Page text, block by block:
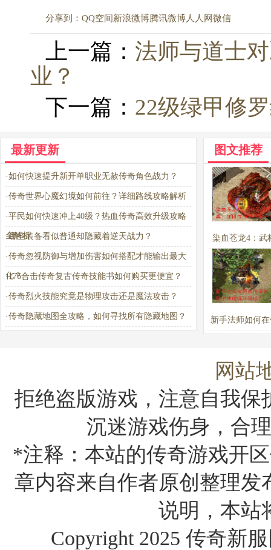
分享到： QQ空间新浪微博腾讯微博人人网微信
上一篇： 法师与道士
业？
下一篇： 22级绿甲修
最新更新
·如何快速提升新开单职业无赦传奇角色战力？
·传奇世界心魔幻境如何前往？详细路线攻略解析
·平民如何快速冲上40级？热血传奇高效升级攻略
全解析
·哪些装备看似普通却隐藏着逆天战力？
·传奇忽视防御与增加伤害如何搭配才能输出最大
化？
·176合击传奇复古传奇技能书如何购买更便宜？
·传奇烈火技能究竟是物理攻击还是魔法攻击？
·传奇隐藏地图全攻略，如何寻找所有隐藏地图？
图文推荐
染血苍龙4：武
宝典，如何成
一？
新手法师如何
网站
拒绝盗版游戏，注意自我
沉迷游戏伤身，合
*注释：本站的传奇游戏开
章内容来自作者原创整理
说明，本站
Copyright 2025 传奇新